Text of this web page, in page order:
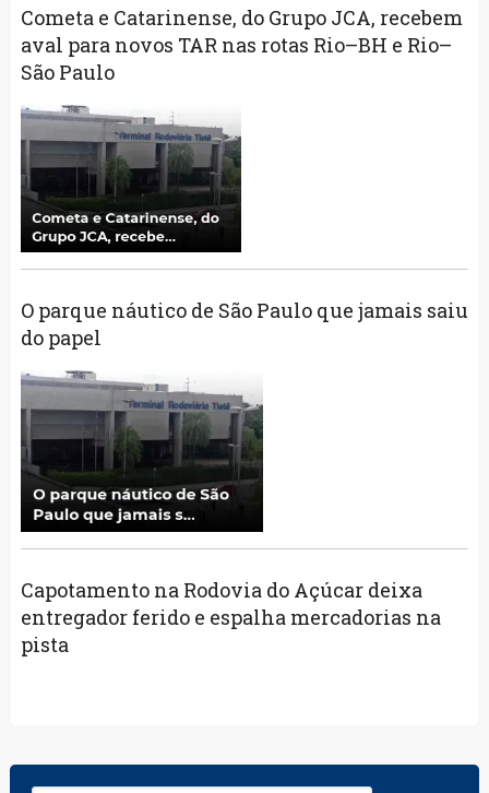
Cometa e Catarinense, do Grupo JCA, recebem
aval para novos TAR nas rotas Rio–BH e Rio–
São Paulo
O parque náutico de São Paulo que jamais saiu
do papel
Capotamento na Rodovia do Açúcar deixa
entregador ferido e espalha mercadorias na
pista